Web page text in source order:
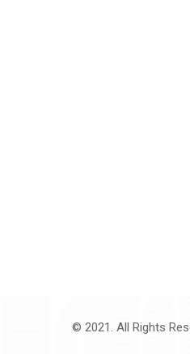
© 2021. All Rights